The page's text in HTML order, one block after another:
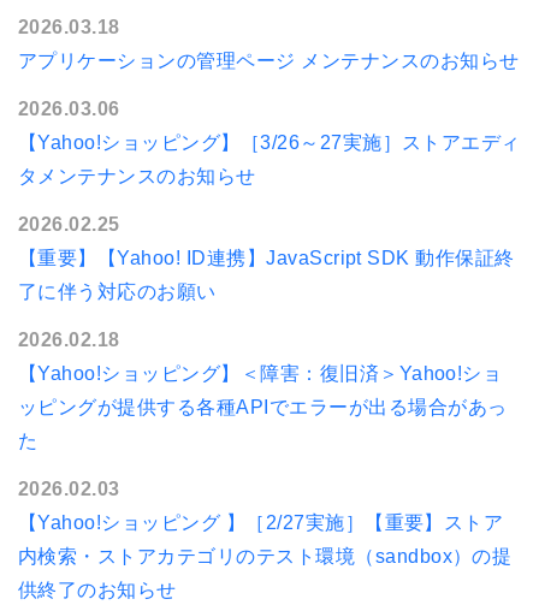
2026.03.18
アプリケーションの管理ページ メンテナンスのお知らせ
2026.03.06
【Yahoo!ショッピング】［3/26～27実施］ストアエディ
タメンテナンスのお知らせ
2026.02.25
【重要】【Yahoo! ID連携】JavaScript SDK 動作保証終
了に伴う対応のお願い
2026.02.18
【Yahoo!ショッピング】＜障害：復旧済＞Yahoo!ショ
ッピングが提供する各種APIでエラーが出る場合があっ
た
2026.02.03
【Yahoo!ショッピング 】［2/27実施］【重要】ストア
内検索・ストアカテゴリのテスト環境（sandbox）の提
供終了のお知らせ